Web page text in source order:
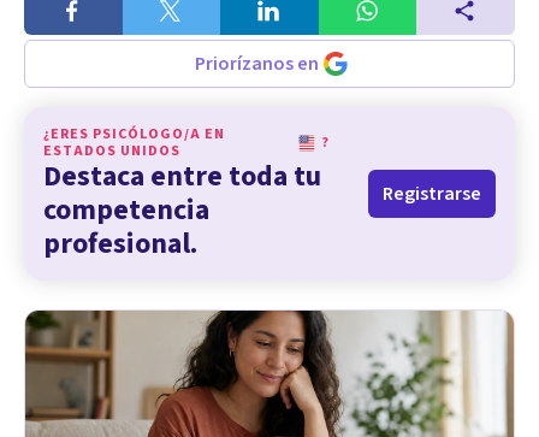
Priorízanos en
¿ERES PSICÓLOGO/A EN
ESTADOS UNIDOS
?
Destaca entre toda tu
competencia
profesional.
Registrarse